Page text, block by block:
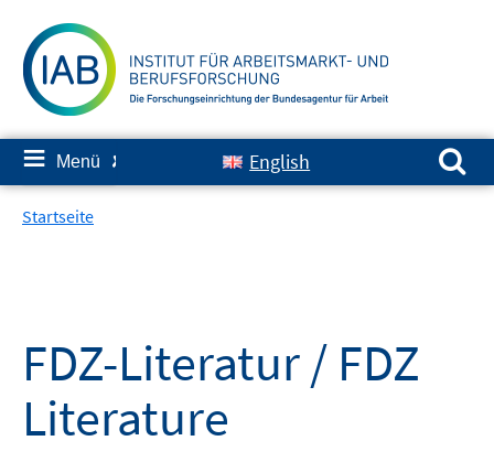
zum
Inhalt
≡ Menü ✘ English
Suchen nach:
Startseite
FDZ-Literatur / FDZ
Literature